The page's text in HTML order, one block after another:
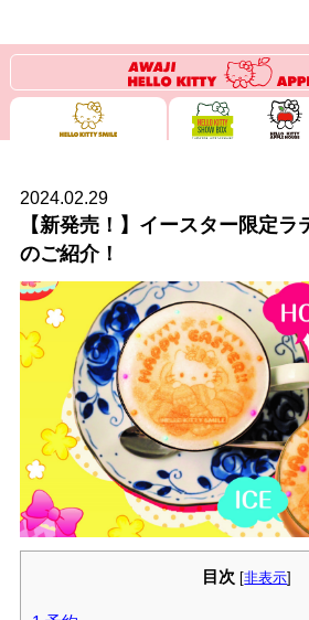
2024.02.29
【新発売！】イースター限定
のご紹介！
目次 [非表示]